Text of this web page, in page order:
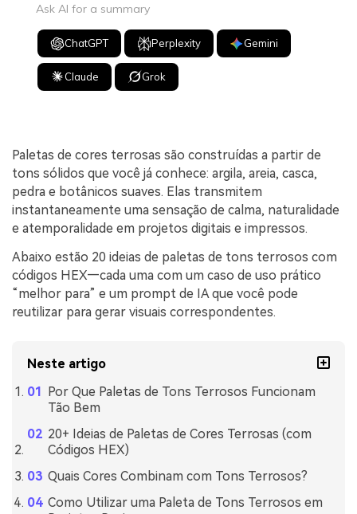
Ask AI for a summary
ChatGPT Perplexity Gemini
Claude Grok
Paletas de cores terrosas são construídas a partir de
tons sólidos que você já conhece: argila, areia, casca,
pedra e botânicos suaves. Elas transmitem
instantaneamente uma sensação de calma, naturalidade
e atemporalidade em projetos digitais e impressos.
Abaixo estão 20 ideias de paletas de tons terrosos com
códigos HEX—cada uma com um caso de uso prático
“melhor para” e um prompt de IA que você pode
reutilizar para gerar visuais correspondentes.
Neste artigo
Por Que Paletas de Tons Terrosos Funcionam
Tão Bem
20+ Ideias de Paletas de Cores Terrosas (com
Códigos HEX)
Quais Cores Combinam com Tons Terrosos?
Como Utilizar uma Paleta de Tons Terrosos em